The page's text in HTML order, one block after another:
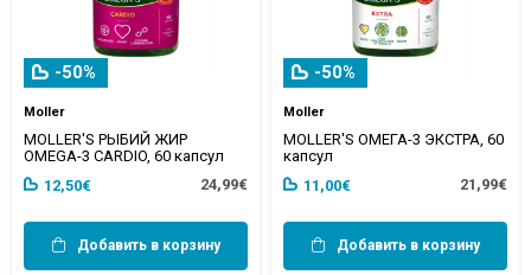
-50%
Moller
MOLLER'S РЫБИЙ ЖИР
OMEGA-3 CARDIO, 60 капсул
12,50€
24,99€
Добавить в корзину
-50%
Moller
MOLLER'S ОМЕГА-3 ЭКСТРА, 60
капсул
11,00€
21,99€
Добавить в корзину